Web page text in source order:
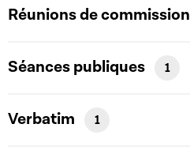
Réunions de commission
Séances publiques 1
Verbatim 1